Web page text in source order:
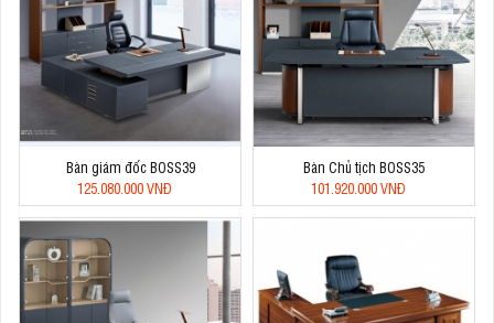
Bàn giám đốc BOSS39
125.080.000 VNĐ
Bàn Chủ tịch BOSS35
101.920.000 VNĐ